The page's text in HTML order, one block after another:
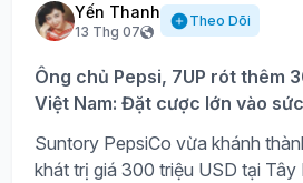
Yến Thanh
13 Thg 07
Theo Dõi
Ông chủ Pepsi, 7UP rót thêm
Việt Nam: Đặt cược lớn vào
Suntory PepsiCo vừa khánh
khát trị giá 300 triệu USD tại